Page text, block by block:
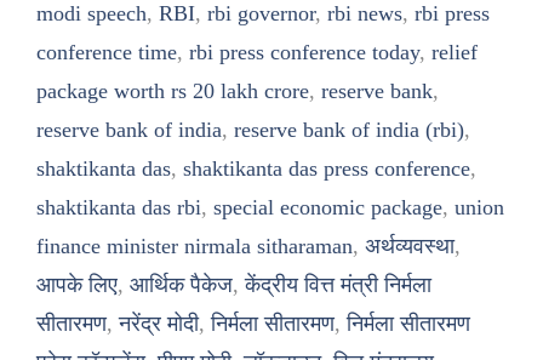
modi speech, RBI, rbi governor, rbi news, rbi press
conference time, rbi press conference today, relief
package worth rs 20 lakh crore, reserve bank,
reserve bank of india, reserve bank of india (rbi),
shaktikanta das, shaktikanta das press conference,
shaktikanta das rbi, special economic package, union
finance minister nirmala sitharaman, अर्थव्यवस्था,
आपके लिए, आर्थिक पैकेज,केंद्रीय वित्त मंत्री निर्मला
सीतारमण,नरेंद्र मोदी,निर्मला सीतारमण,निर्मला सीतारमण